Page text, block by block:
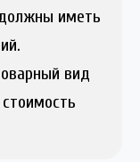
иметь
вид